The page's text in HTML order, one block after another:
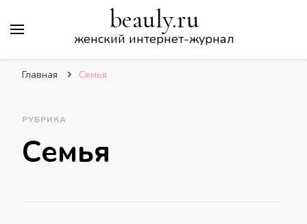
beauly.ru
женский интернет-журнал
Главная Семья
РУБРИКА
Семья